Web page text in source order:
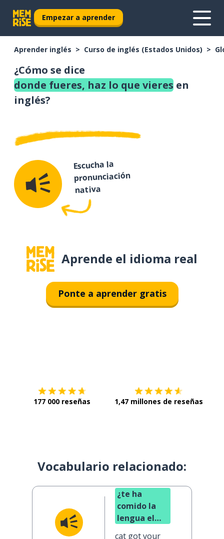
Empezar a aprender
Aprender inglés Curso de inglés (Estados Unidos)
¿Cómo se dice
donde fueres, haz lo que vieres en
inglés?
Escucha la
pronunciación
nativa
Aprende el idioma real
Ponte a aprender gratis
177 000 reseñas 1,47 millones de reseñas
Vocabulario relacionado:
¿te ha
comido la
lengua el
cat got your